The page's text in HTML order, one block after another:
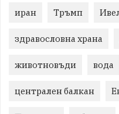
иран Тръмп
здравословна храна
животновъди вода
централен балкан